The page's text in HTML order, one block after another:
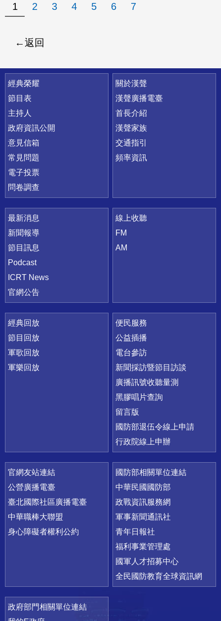
1 2 3 4 5 6 7
返回
快速連結
經典榮耀
節目表
主持人
政府資訊公開
意見信箱
常見問題
電子投票
問卷調查
關於漢聲
漢聲廣播電臺
首長介紹
漢聲家族
交通指引
頻率資訊
最新消息
新聞報導
節目訊息
Podcast
ICRT News
官網公告
線上收聽
FM
AM
經典回放
節目回放
軍歌回放
軍樂回放
便民服務
公益插播
電台參訪
新聞採訪暨節目訪談
廣播訊號收聽量測
黑膠唱片查詢
留言版
國防部退伍令線上申請
行政院線上申辦
官網友站連結
公營廣播電臺
臺北國際社區廣播電臺
中華職棒大聯盟
身心障礙者權利公約
國防部相關單位連結
中華民國國防部
政戰資訊服務網
軍事新聞通訊社
青年日報社
福利事業管理處
國軍人才招募中心
全民國防教育全球資訊網
政府部門相關單位連結